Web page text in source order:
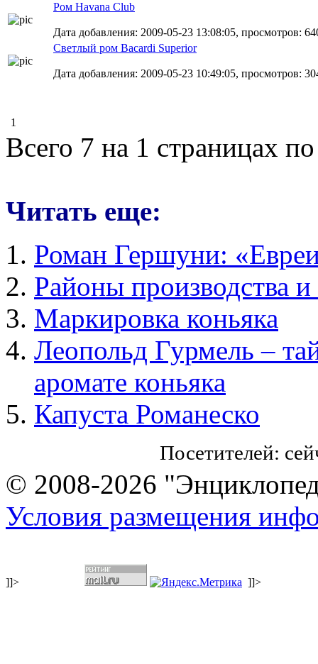
Ром Havana Club
Дата добавления: 2009-05-23 13:08:05, просмотров:
Светлый ром Bacardi Superior
Дата добавления: 2009-05-23 10:49:05, просмотров:
1
Всего 7 на 1 страницах
Читать еще:
Роман Гершуни:
Районы производства
Маркировка коньяка
Леопольд Гурмель –
аромате коньяка
Капуста Романеско
Посетителей:
© 2008-2026
Условия размещения
]]> ]]>